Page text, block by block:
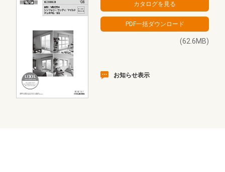
(62.6MB)
お知らせ表示